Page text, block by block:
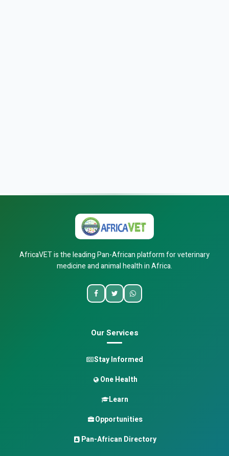
AfricaVET is the leading Pan-African platform for veterinary
medicine and animal health in Africa.
Our Services
Stay Informed
One Health
Learn
Opportunities
Pan-African Directory